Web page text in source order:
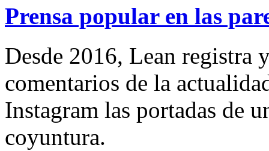
Prensa popular en las
Desde 2016, Lean registra
comentarios de la
Instagram las portadas de
coyuntura.